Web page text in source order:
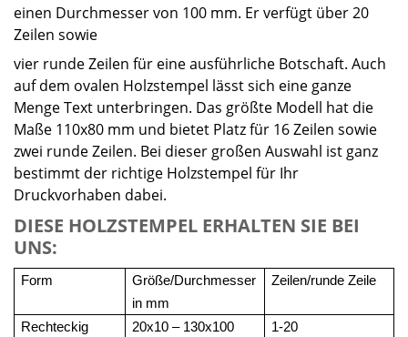
einen Durchmesser von 100 mm. Er verfügt über 20
Zeilen sowie
vier runde Zeilen für eine ausführliche Botschaft. Auch
auf dem ovalen Holzstempel lässt sich eine ganze
Menge Text unterbringen. Das größte Modell hat die
Maße 110x80 mm und bietet Platz für 16 Zeilen sowie
zwei runde Zeilen. Bei dieser großen Auswahl ist ganz
bestimmt der richtige Holzstempel für Ihr
Druckvorhaben dabei.
DIESE HOLZSTEMPEL ERHALTEN SIE BEI
UNS:
Form
Größe/Durchmesser
in mm
Zeilen/runde Zeile
Rechteckig 20x10 – 130x100 1-20